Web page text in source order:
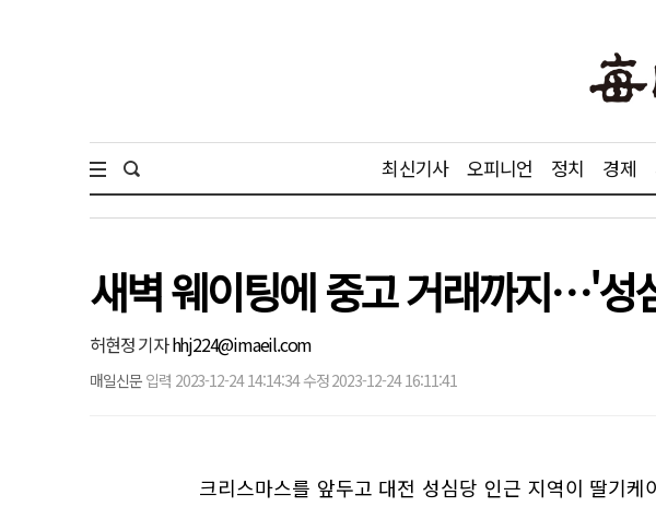
최신기사 오피니언 정치 경제
새벽 웨이팅에 중고 거래까지…'성
허현정 기자hhj224@imaeil.com
매일신문 입력 2023-12-24 14:14:34 수정 2023-12-24 16:11:41
크리스마스를 앞두고 대전 성심당 인근 지역이 딸기